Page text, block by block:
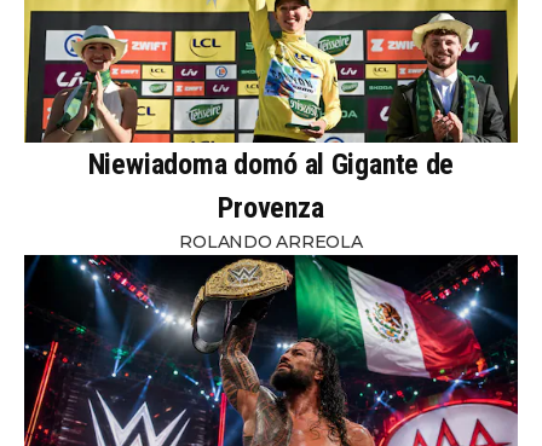
Niewiadoma domó al Gigante de
Provenza
ROLANDO ARREOLA